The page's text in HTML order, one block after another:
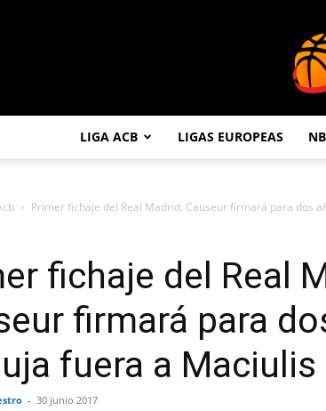
LIGA ACB LIGAS EUROPEAS
Primer fichaje del Real Madrid: Causeur firmará para dos
fichaje del Real
firmará para
fuera a Maciulis
- 30 junio 2017